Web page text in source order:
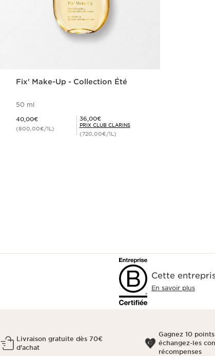
Fix' Make-Up - Collection Été
50 ml
40,00€
(800,00€/1L)
Prix Club Clarins 36,00€
36,00€
PRIX CLUB CLARINS
(720,00€/1L)
Cette
En savoir plus
Livraison gratuite dès 70€
d'achat
Gagnez 10
échangez-les
récompenses